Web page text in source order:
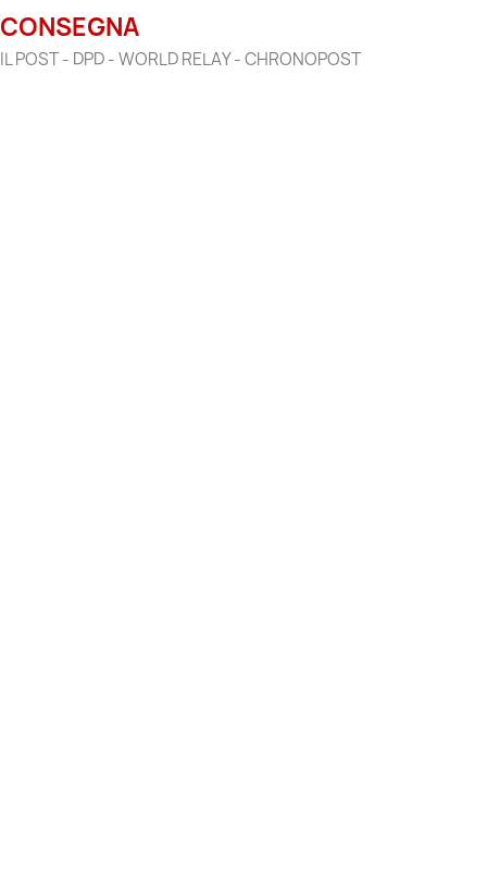
CONSEGNA
IL POST - DPD - WORLD RELAY - CHRONOPOST